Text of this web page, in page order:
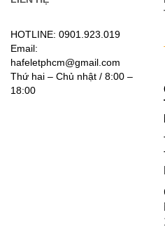
HOTLINE: 0901.923.019
Email:
hafeletphcm@gmail.com
Thứ hai – Chủ nhật / 8:00 –
18:00